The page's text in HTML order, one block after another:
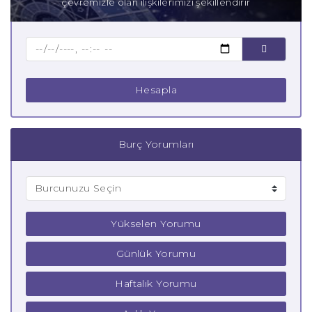
Baba Aslan Burcu
Hesapla
Burç Yorumları
Yükselen Yorumu
Günlük Yorumu
Haftalık Yorumu